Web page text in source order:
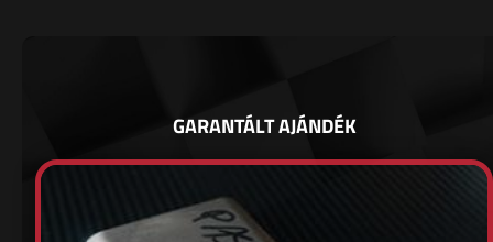
GARANTÁLT AJÁNDÉK